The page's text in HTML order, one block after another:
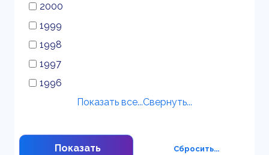
2000
1999
1998
1997
1996
Показать все...Свернуть...
Показать Сбросить...